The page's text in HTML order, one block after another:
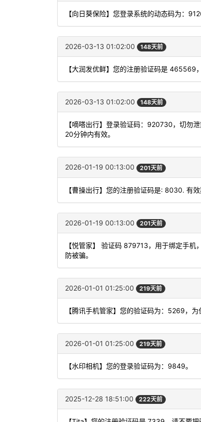
【向日葵保险】您登录系统的动态码为：
2026-03-13 01:02:00 148天前
【大润发优鲜】您的注册验证码是 465569
2026-03-13 01:02:00 148天前
【嘀嗒出行】登录验证码：920730，切勿
20分钟内有效。
2026-01-19 00:13:00 201天前
【曹操出行】您的注册验证码是: 8030. 有
2026-01-19 00:13:00 201天前
【悦管家】 验证码 879713，用于绑定手
防被骗。
2026-01-01 01:25:00 219天前
【腾讯手机管家】您的验证码为：5269，
2026-01-01 01:25:00 219天前
【水印相机】您的登录验证码为：9849。
2025-12-28 18:51:00 222天前